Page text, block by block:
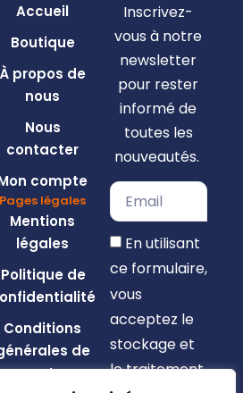
Accueil
Boutique
À propos de
nous
Nous
contacter
compte
Pages légales
Mentions
légales
Politique de
Conditions
de
vente
Inscrivez-
vous à notre
newsletter
pour rester
informé de
toutes les
nouveautés.
En utilisant
ce formulaire,
vous
acceptez le
stockage et
le traitement